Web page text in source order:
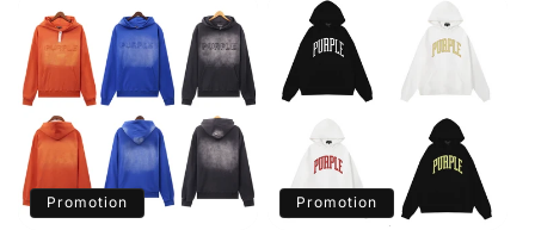
Promotion Promotion